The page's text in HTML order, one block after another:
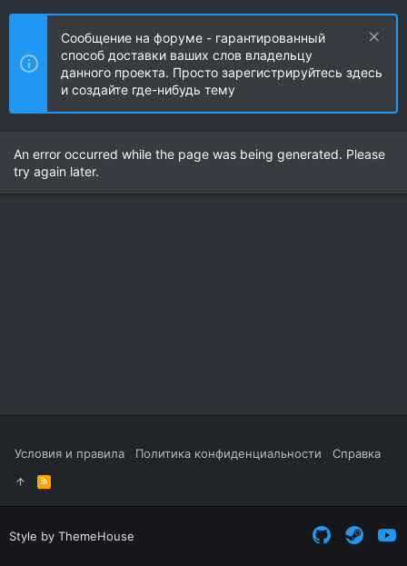
Сообщение на форуме - гарантированный
способ доставки ваших слов владельцу
данного проекта. Просто зарегистрируйтесь здесь
и создайте где-нибудь тему
An error occurred while the page was being generated. Please
try again later.
Условия и правила Политика конфиденциальности Справка
R
S
S
Style by ThemeHouse